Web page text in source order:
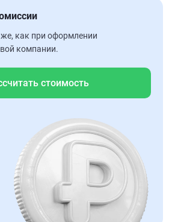
как при оформлении
компании.
стоимость